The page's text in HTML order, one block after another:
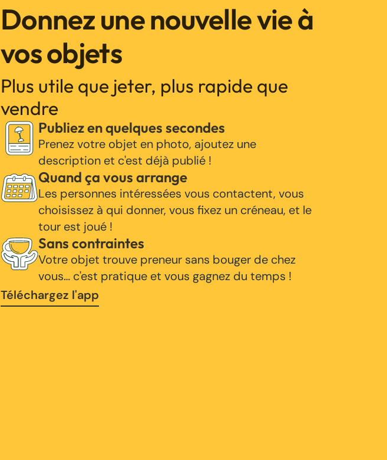
Donnez une nouvelle vie à
vos objets
Plus utile que jeter, plus rapide que
vendre
Publiez en quelques secondes
Prenez votre objet en photo, ajoutez une
description et c'est déjà publié !
Quand ça vous arrange
Les personnes intéressées vous contactent, vous
choisissez à qui donner, vous fixez un créneau, et le
tour est joué !
Sans contraintes
Votre objet trouve preneur sans bouger de chez
vous… c'est pratique et vous gagnez du temps !
Téléchargez l'app